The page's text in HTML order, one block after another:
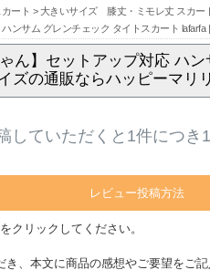
ート
大きいサイズ 膝丈・ミモレ丈 スカー
ンサム グレンチェック タイトスカート
ん】セットアップ対応 ハ
ズの通販ならハッピーマリ
していただくと1件につき
レビュー投稿方法
クリックしてください。
、本文に商品の感想やご要望をご記